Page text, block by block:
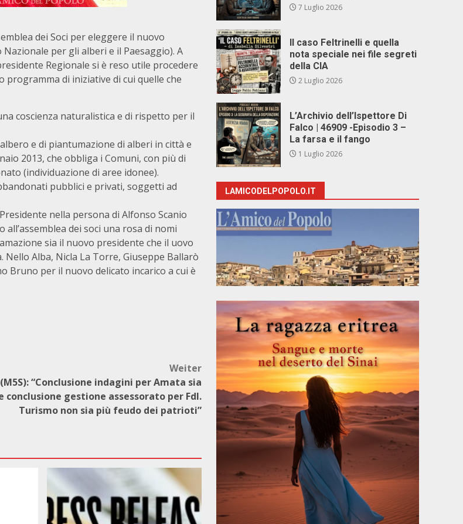
dei Soci per eleggere il nuovo
per gli alberi e il Paesaggio). A
Regionale si è reso utile procedere
programma di iniziative di cui quelle che
coscienza naturalistica e di rispetto per il
e di piantumazione di alberi in città e
2013, che obbliga i Comuni, con più di
(individuazione di aree idonee).
pubblici e privati, soggetti ad
nella persona di Alfonso Scanio
dei soci una rosa di nomi
sia il nuovo presidente che il uovo
Alba, Nicla La Torre, Giuseppe Ballarò
Bruno per il nuovo delicato incarico a cui è
Weiter
“Conclusione indagini per Amata sia
conclusione gestione assessorato per FdI.
Turismo non sia più feudo dei patrioti”
7 Luglio 2026
Il caso Feltrinelli e quella
nota speciale nei file segreti
della CIA
2 Luglio 2026
L’Archivio dell’Ispettore Di
Falco | 46909 -Episodio 3 –
La farsa e il fango
1 Luglio 2026
LAMICODELPOPOLO.IT